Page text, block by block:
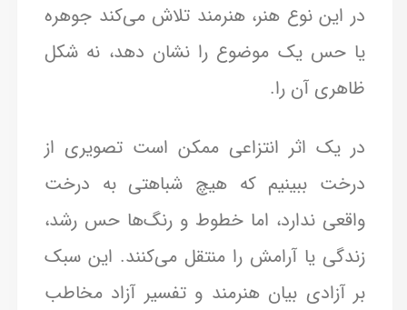
در این نوع هنر، هنرمند تلاش می‌کند جوهره
یا حس یک موضوع را نشان دهد، نه شکل
ظاهری آن را.
در یک اثر انتزاعی ممکن است تصویری از
درخت ببینیم که هیچ شباهتی به درخت
واقعی ندارد، اما خطوط و رنگ‌ها حس رشد،
زندگی یا آرامش را منتقل می‌کنند. این سبک
بر آزادی بیان هنرمند و تفسیر آزاد مخاطب